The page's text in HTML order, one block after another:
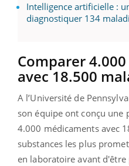
Intelligence artificielle :
diagnostiquer 134
Comparer
avec 18.500
A l’Université de
son équipe ont conçu une
4.000 médicaments avec
substances les plus
en laboratoire avant d'être